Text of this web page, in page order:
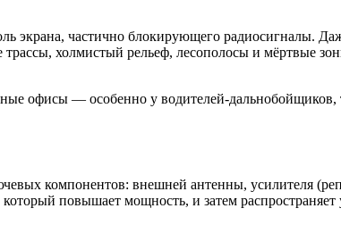
экрана, частично блокирующего радиосигналы.
трассы, холмистый рельеф, лесополосы и
офисы — особенно у водителей-дальнобойщиков,
компонентов: внешней антенны, усилителя
повышает мощность, и затем